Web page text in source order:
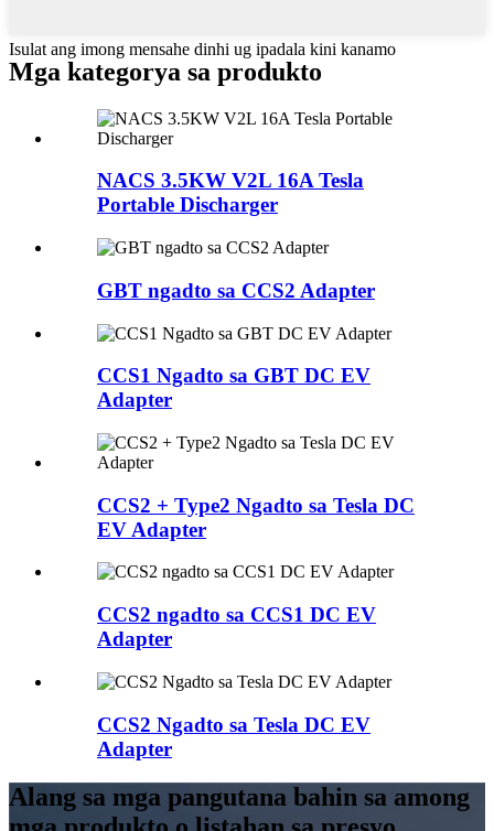
Isulat ang imong mensahe dinhi ug ipadala kini kanamo
Mga kategorya sa produkto
NACS 3.5KW V2L 16A Tesla
Portable Discharger
GBT ngadto sa CCS2 Adapter
CCS1 Ngadto sa GBT DC EV
Adapter
CCS2 + Type2 Ngadto sa Tesla DC
EV Adapter
CCS2 ngadto sa CCS1 DC EV
Adapter
CCS2 Ngadto sa Tesla DC EV
Adapter
Alang sa mga pangutana bahin sa among